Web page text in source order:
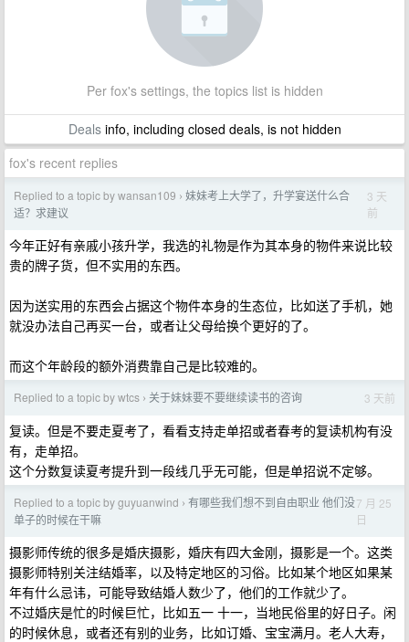
Per fox's settings, the topics list is hidden
Dealsinfo, including closed deals, is not hidden
fox's recent replies
Replied to a topic by wansan109 › 妹妹考上大学了，升学宴送什么合
适？求建议
3 天
前
今年正好有亲戚小孩升学，我选的礼物是作为其本身的物件来说比较
贵的牌子货，但不实用的东西。
因为送实用的东西会占据这个物件本身的生态位，比如送了手机，她
就没办法自己再买一台，或者让父母给换个更好的了。
而这个年龄段的额外消费靠自己是比较难的。
Replied to a topic by wtcs › 关于妹妹要不要继续读书的咨询 3 天前
复读。但是不要走夏考了，看看支持走单招或者春考的复读机构有没
有，走单招。
这个分数复读夏考提升到一段线几乎无可能，但是单招说不定够。
Replied to a topic by guyuanwind › 有哪些我们想不到自由职业 他们没
单子的时候在干嘛
7 月 25
日
摄影师传统的很多是婚庆摄影，婚庆有四大金刚，摄影是一个。这类
摄影师特别关注结婚率，以及特定地区的习俗。比如某个地区如果某
年有什么忌讳，可能导致结婚人数少了，他们的工作就少了。
不过婚庆是忙的时候巨忙，比如五一 十一，当地民俗里的好日子。闲
的时候休息，或者还有别的业务，比如订婚、宝宝满月。老人大寿，